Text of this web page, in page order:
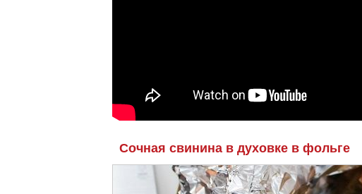
Сочная свинина в духовке в фольге